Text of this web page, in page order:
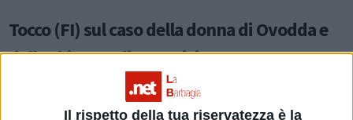
Il rispetto della tua riservatezza è la
Tocco (FI) sul caso della donna di Ovodda e
della chiusura di ostetricia a Sorgono